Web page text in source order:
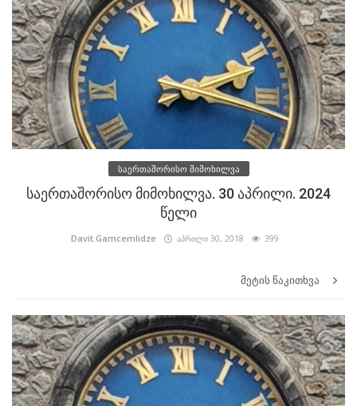
საერთაშორისო მიმოხილვა
საერთაშორისო მიმოხილვა. 30 აპრილი. 2024
წელი
Davit.Gamcemlidze აპრილი 30, 2018 399
მეტის წაკითხვა